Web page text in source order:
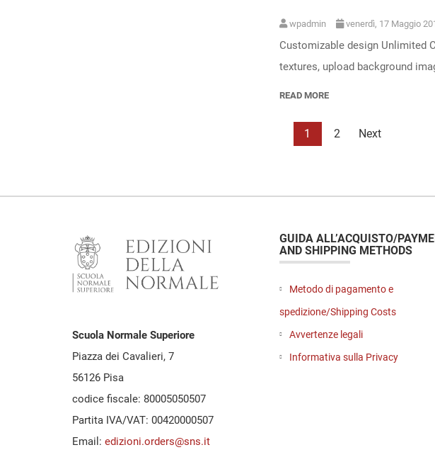
wpadmin venerdì, 17 Maggio
Customizable design Unlimited
textures, upload background
READ MORE
1 2 Next
Scuola Normale Superiore
Piazza dei Cavalieri, 7
56126 Pisa
codice fiscale: 80005050507
Partita IVA/VAT: 00420000507
Email: edizioni.orders@sns.it
GUIDA ALL’ACQUISTO/
AND SHIPPING METHODS
Metodo di pagamento e
spedizione/Shipping Costs
Avvertenze legali
Informativa sulla Privacy